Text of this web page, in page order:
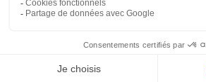
- Mottez
- JAD Groupe
© Copyright 2026, Top Equip' -